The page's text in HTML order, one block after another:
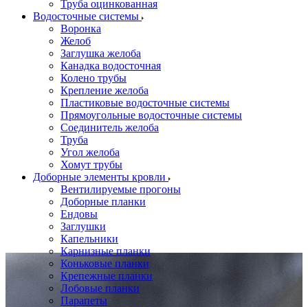
Труба оцинкованная
Водосточные системы
Воронка
Желоб
Заглушка желоба
Канадка водосточная
Колено трубы
Крепление желоба
Пластиковые водосточные системы
Прямоугольные водосточные системы
Соединитель желоба
Труба
Угол желоба
Хомут трубы
Доборные элементы кровли
Вентилируемые прогоны
Доборные планки
Ендовы
Заглушки
Капельники
Карнизные планки
Коньковые планки
Крепежные планки
Лобовые планки
Парапеты